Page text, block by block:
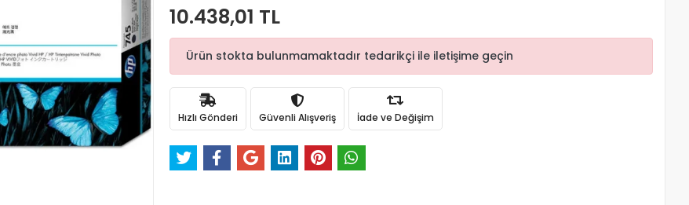
10.438,01 TL
Ürün stokta bulunmamaktadır tedarikçi ile iletişime geçin
Hızlı Gönderi Güvenli Alışveriş İade ve Değişim